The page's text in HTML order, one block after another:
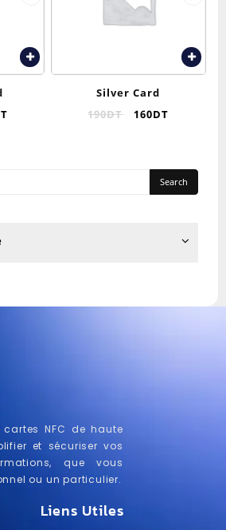
Search
Silver Card
190DT 160DT
NFC de haute
et sécuriser vos
que vous
ou un particulier.
Liens Utiles